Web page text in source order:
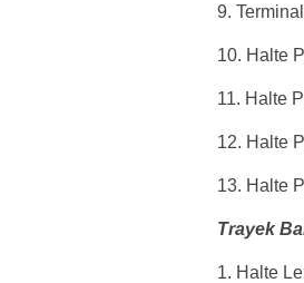
9.
10. Halte
11. Halte
12. Halte
13. Halte
Trayek
1. Halte